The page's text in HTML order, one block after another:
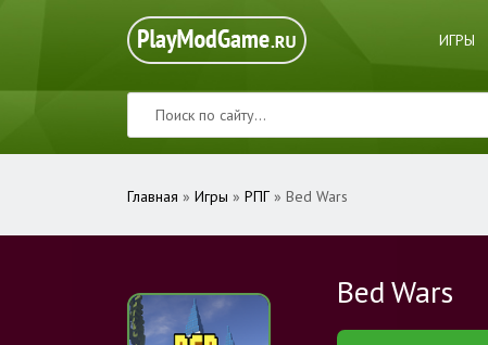
ИГРЫ
Главная » Игры » РПГ » Bed Wars
Bed Wars